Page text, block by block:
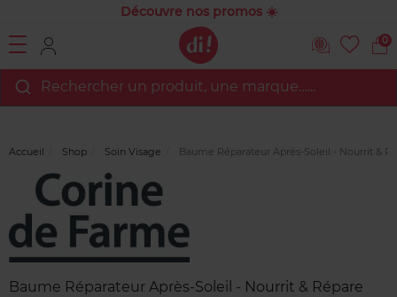
Découvre nos promos ☀️
0
Rechercher un produit, une marque…...
Accueil Shop Soin Visage Baume Réparateur Après-Soleil - Nourrit &
Marque
Baume Réparateur Après-Soleil - Nourrit & Répare